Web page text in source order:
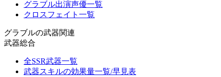
グラブル出演声優一覧
クロスフェイト一覧
グラブルの武器関連
武器総合
全SSR武器一覧
武器スキルの効果量一覧/早見表